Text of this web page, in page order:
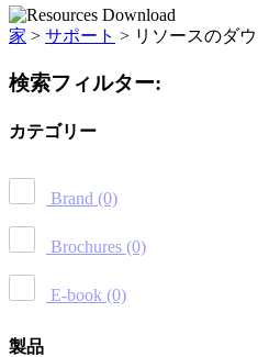
家 > サポート > リソースのダ
検索フィルター:
カテゴリー
Brand (0)
Brochures (0)
E-book (0)
製品